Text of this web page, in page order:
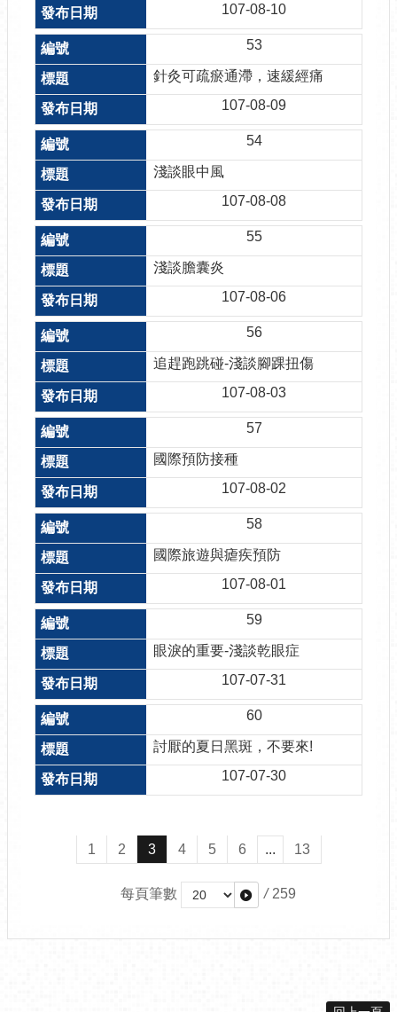
107-08-10
53
針灸可疏瘀通滯，速緩經痛
107-08-09
54
淺談眼中風
107-08-08
55
淺談膽囊炎
107-08-06
56
追趕跑跳碰-淺談腳踝扭傷
107-08-03
57
國際預防接種
107-08-02
58
國際旅遊與瘧疾預防
107-08-01
59
眼淚的重要-淺談乾眼症
107-07-31
60
討厭的夏日黑斑，不要來!
107-07-30
1 2 3 4 5 6 ... 13
每頁筆數 / 259